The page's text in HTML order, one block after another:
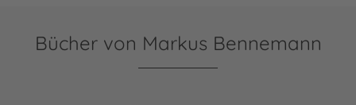
Bücher von Markus Bennemann